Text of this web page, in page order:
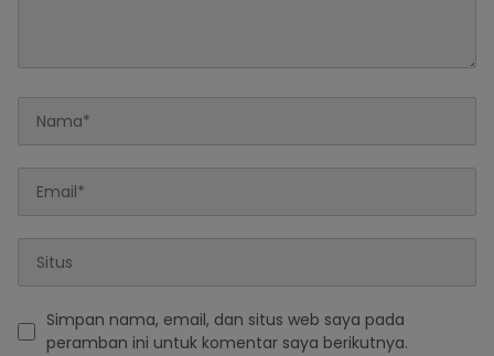
Simpan nama, email, dan situs web saya pada
peramban ini untuk komentar saya berikutnya.